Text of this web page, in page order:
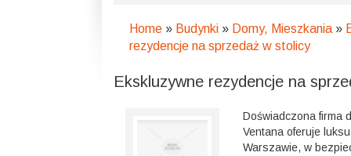
Home » Budynki » Domy, Mieszkania »
rezydencje na sprzedaż w stolicy
Ekskluzywne rezydencje na
Doświadczona firma
Ventana oferuje
Warszawie, w